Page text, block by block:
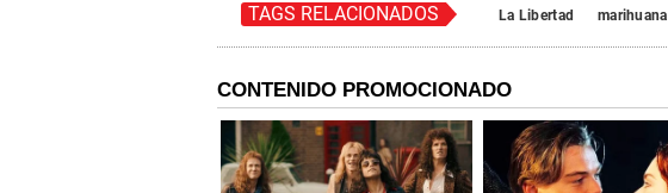
TAGS RELACIONADOS La Libertad marihuana